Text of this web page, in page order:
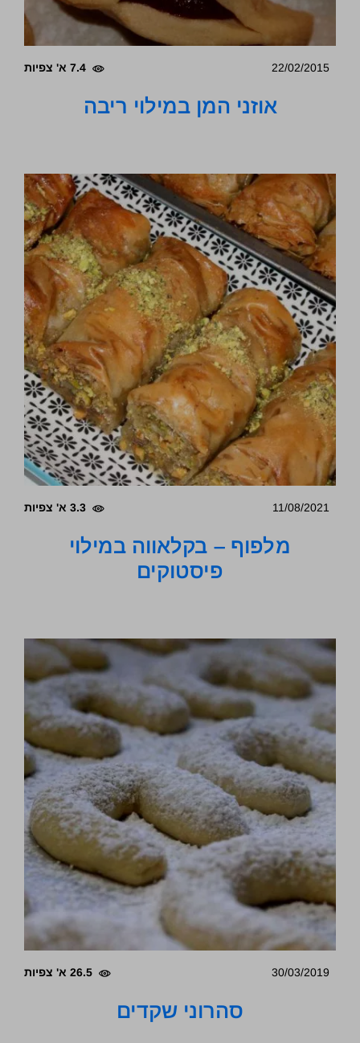
22/02/2015 7.4 א' צפיות
אוזני המן במילוי ריבה
11/08/2021 3.3 א' צפיות
מלפוף – בקלאווה במילוי
פיסטוקים
30/03/2019 26.5 א' צפיות
סהרוני שקדים